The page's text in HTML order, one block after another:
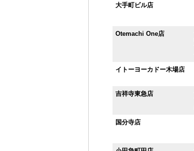
大手町ビル店
Otemachi One店
イトーヨーカドー木場店
吉祥寺東急店
国分寺店